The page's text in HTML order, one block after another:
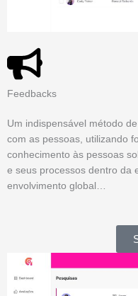
Feedbacks
Um indispensável método
com as pessoas, utilizando
conhecimento às pessoas
e seus processos dentro da
envolvimento global…